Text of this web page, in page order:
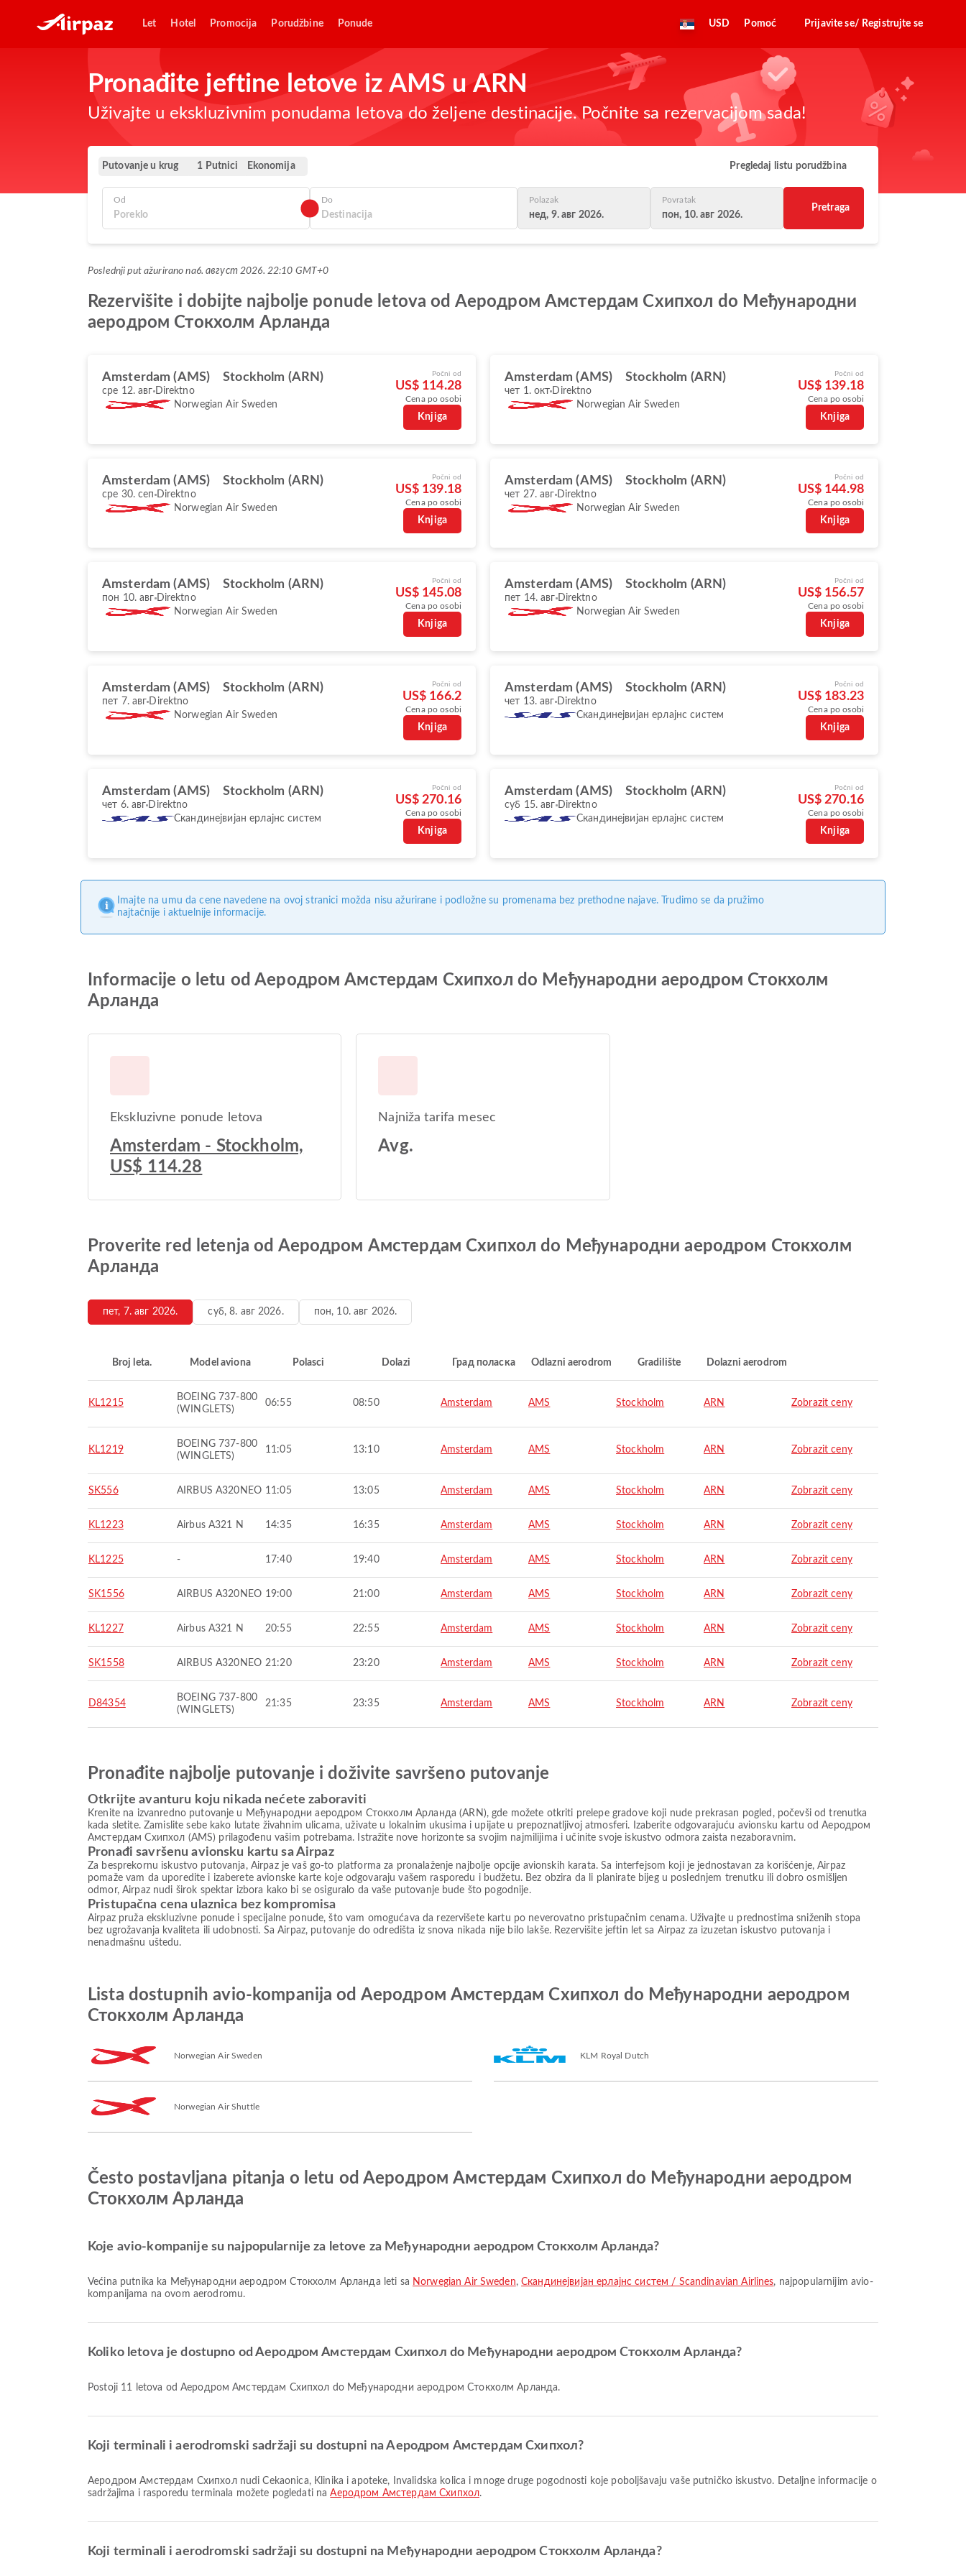
Let Hotel Promocija Porudžbine Ponude USD Pomoć Prijavite se/ Registrujte se
Pronađite jeftine letove iz AMS u ARN
Uživajte u ekskluzivnim ponudama letova do željene destinacije. Počnite sa rezervacijom sada!
Putovanje u krug 1 Putnici Ekonomija Pregledaj listu porudžbina
Od Do Polazak
нед, 9. авг 2026.
Povratak
пон, 10. авг 2026.
Pretraga
Poslednji put ažurirano na6. август 2026. 22:10 GMT+0
Rezervišite i dobijte najbolje ponude letova od Aеродром Амстердам Схипхол do Међународни
аеродром Стокхолм Арланда
Amsterdam (AMS) Stockholm (ARN)
сре 12. авг Direktno
Norwegian Air Sweden
Počni od
US$ 114.28
Cena po osobi
Knjiga
Amsterdam (AMS) Stockholm (ARN)
чет 1. окт Direktno
Norwegian Air Sweden
Počni od
US$ 139.18
Cena po osobi
Knjiga
Amsterdam (AMS) Stockholm (ARN)
сре 30. сеп Direktno
Norwegian Air Sweden
Počni od
US$ 139.18
Cena po osobi
Knjiga
Amsterdam (AMS) Stockholm (ARN)
чет 27. авг Direktno
Norwegian Air Sweden
Počni od
US$ 144.98
Cena po osobi
Knjiga
Amsterdam (AMS) Stockholm (ARN)
пон 10. авг Direktno
Norwegian Air Sweden
Počni od
US$ 145.08
Cena po osobi
Knjiga
Amsterdam (AMS) Stockholm (ARN)
пет 14. авг Direktno
Norwegian Air Sweden
Počni od
US$ 156.57
Cena po osobi
Knjiga
Amsterdam (AMS) Stockholm (ARN)
пет 7. авг Direktno
Norwegian Air Sweden
Počni od
US$ 166.2
Cena po osobi
Knjiga
Amsterdam (AMS) Stockholm (ARN)
чет 13. авг Direktno
Скандинејвијан ерлајнс систем
Počni od
US$ 183.23
Cena po osobi
Knjiga
Amsterdam (AMS) Stockholm (ARN)
чет 6. авг Direktno
Скандинејвијан ерлајнс систем
Počni od
US$ 270.16
Cena po osobi
Knjiga
Amsterdam (AMS) Stockholm (ARN)
суб 15. авг Direktno
Скандинејвијан ерлајнс систем
Počni od
US$ 270.16
Cena po osobi
Knjiga
Imajte na umu da cene navedene na ovoj stranici možda nisu ažurirane i podložne su promenama bez prethodne najave. Trudimo se da pružimo
najtačnije i aktuelnije informacije.
Informacije o letu od Aеродром Амстердам Схипхол do Међународни аеродром Стокхолм
Арланда
Ekskluzivne ponude letova
Amsterdam - Stockholm,
US$ 114.28
Najniža tarifa mesec
Avg.
Proverite red letenja od Aеродром Амстердам Схипхол do Међународни аеродром Стокхолм
Арланда
пет, 7. авг 2026. суб, 8. авг 2026. пон, 10. авг 2026.
Broj leta. Model aviona Polasci Dolazi Град поласка Odlazni aerodrom Gradilište Dolazni aerodrom
KL1215
BOEING 737-800
(WINGLETS)
06:55 08:50 Amsterdam AMS Stockholm ARN Zobrazit ceny
KL1219
BOEING 737-800
(WINGLETS)
11:05 13:10 Amsterdam AMS Stockholm ARN Zobrazit ceny
SK556 AIRBUS A320NEO 11:05 13:05 Amsterdam AMS Stockholm ARN Zobrazit ceny
KL1223 Airbus A321 N 14:35 16:35 Amsterdam AMS Stockholm ARN Zobrazit ceny
KL1225 - 17:40 19:40 Amsterdam AMS Stockholm ARN Zobrazit ceny
SK1556 AIRBUS A320NEO 19:00 21:00 Amsterdam AMS Stockholm ARN Zobrazit ceny
KL1227 Airbus A321 N 20:55 22:55 Amsterdam AMS Stockholm ARN Zobrazit ceny
SK1558 AIRBUS A320NEO 21:20 23:20 Amsterdam AMS Stockholm ARN Zobrazit ceny
D84354
BOEING 737-800
(WINGLETS)
21:35 23:35 Amsterdam AMS Stockholm ARN Zobrazit ceny
Pronađite najbolje putovanje i doživite savršeno putovanje
Otkrijte avanturu koju nikada nećete zaboraviti
Krenite na izvanredno putovanje u Међународни аеродром Стокхолм Арланда (ARN), gde možete otkriti prelepe gradove koji nude prekrasan pogled, počevši od trenutka
kada sletite. Zamislite sebe kako lutate živahnim ulicama, uživate u lokalnim ukusima i upijate u prepoznatljivoj atmosferi. Izaberite odgovarajuću avionsku kartu od Aеродром
Амстердам Схипхол (AMS) prilagođenu vašim potrebama. Istražite nove horizonte sa svojim najmilijima i učinite svoje iskustvo odmora zaista nezaboravnim.
Pronađi savršenu avionsku kartu sa Airpaz
Za besprekornu iskustvo putovanja, Airpaz je vaš go-to platforma za pronalaženje najbolje opcije avionskih karata. Sa interfejsom koji je jednostavan za korišćenje, Airpaz
pomaže vam da uporedite i izaberete avionske karte koje odgovaraju vašem rasporedu i budžetu. Bez obzira da li planirate bijeg u poslednjem trenutku ili dobro osmišljen
odmor, Airpaz nudi širok spektar izbora kako bi se osiguralo da vaše putovanje bude što pogodnije.
Pristupačna cena ulaznica bez kompromisa
Airpaz pruža ekskluzivne ponude i specijalne ponude, što vam omogućava da rezervišete kartu po neverovatno pristupačnim cenama. Uživajte u prednostima sniženih stopa
bez ugrožavanja kvaliteta ili udobnosti. Sa Airpaz, putovanje do odredišta iz snova nikada nije bilo lakše. Rezervišite jeftin let sa Airpaz za izuzetan iskustvo putovanja i
nenadmašnu uštedu.
Lista dostupnih avio-kompanija od Aеродром Амстердам Схипхол do Међународни аеродром
Стокхолм Арланда
Norwegian Air Sweden KLM Royal Dutch
Norwegian Air Shuttle
Često postavljana pitanja o letu od Aеродром Амстердам Схипхол do Међународни аеродром
Стокхолм Арланда
Koje avio-kompanije su najpopularnije za letove za Међународни аеродром Стокхолм Арланда?
Većina putnika ka Међународни аеродром Стокхолм Арланда leti sa Norwegian Air Sweden,Скандинејвијан ерлајнс систем / Scandinavian Airlines, najpopularnijim avio-
kompanijama na ovom aerodromu.
Koliko letova je dostupno od Aеродром Амстердам Схипхол do Међународни аеродром Стокхолм Арланда?
Postoji 11 letova od Aеродром Амстердам Схипхол do Међународни аеродром Стокхолм Арланда.
Koji terminali i aerodromski sadržaji su dostupni na Aеродром Амстердам Схипхол?
Aеродром Амстердам Схипхол nudi Čekaonica, Klinika i apoteke, Invalidska kolica i mnoge druge pogodnosti koje poboljšavaju vaše putničko iskustvo. Detaljne informacije o
sadržajima i rasporedu terminala možete pogledati naAеродром Амстердам Схипхол.
Koji terminali i aerodromski sadržaji su dostupni na Међународни аеродром Стокхолм Арланда?